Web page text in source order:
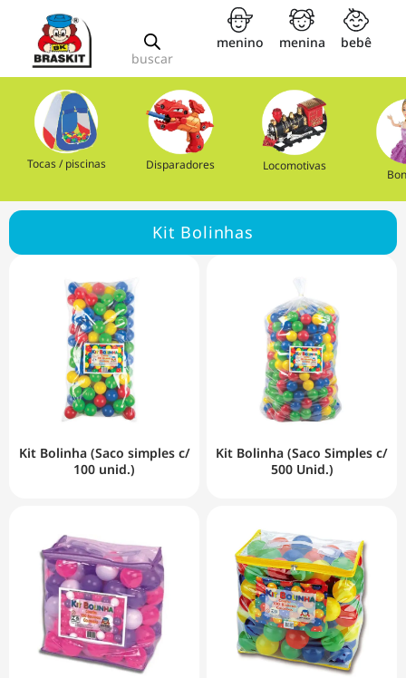
buscar
menino menina bebê
Tocas / piscinas Disparadores Locomotivas
Kit Bolinhas
Kit Bolinha (Saco simples c/
100 unid.)
Kit Bolinha (Saco Simples c/
500 Unid.)